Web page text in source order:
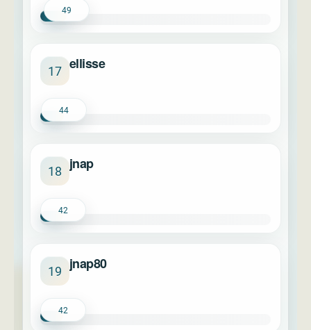
49
17 ellisse
44
18 jnap
42
19 jnap80
42